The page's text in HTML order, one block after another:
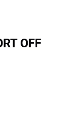
OFF